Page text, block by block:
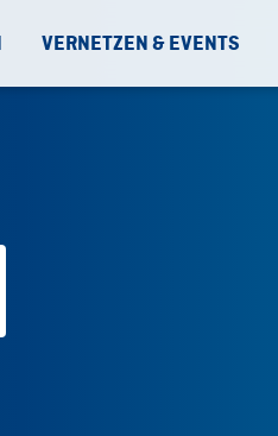
VERNETZEN & EVENTS